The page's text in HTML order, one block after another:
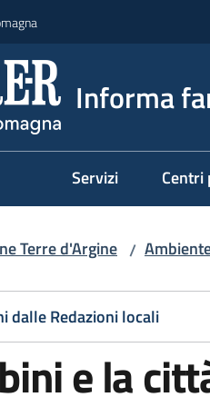
Informa
Servizi Centri
Terre d'Argine /
dalle Redazioni locali
e la